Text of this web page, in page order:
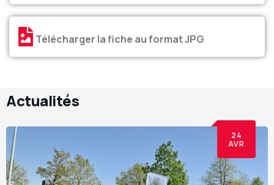
Télécharger la fiche au format JPG
Actualités
24
AVR